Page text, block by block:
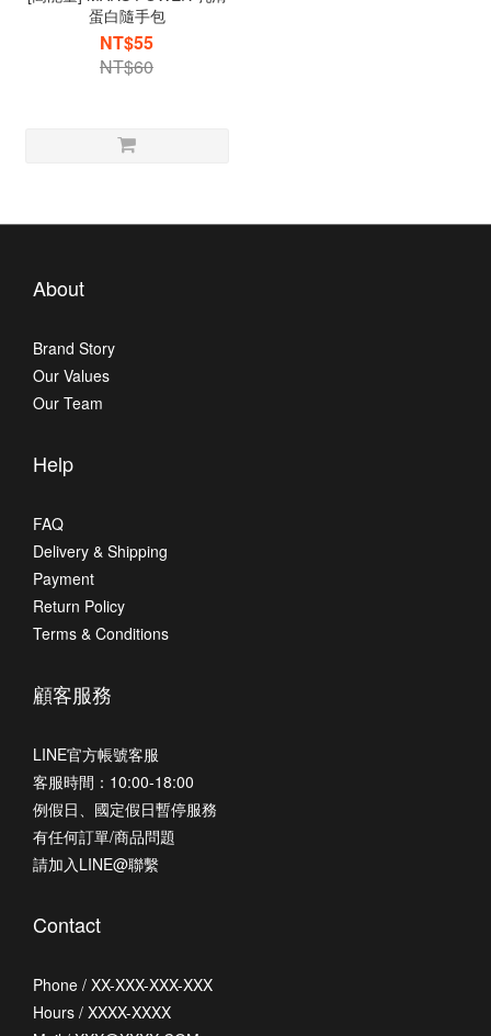
蛋白隨手包
NT$55
NT$60
About
Brand Story
Our Values
Our Team
Help
FAQ
Delivery & Shipping
Payment
Return Policy
Terms & Conditions
顧客服務
LINE官方帳號客服
客服時間：10:00-18:00
例假日、國定假日暫停服務
有任何訂單/商品問題
請加入LINE@聯繫
Contact
Phone / XX-XXX-XXX-XXX
Hours / XXXX-XXXX